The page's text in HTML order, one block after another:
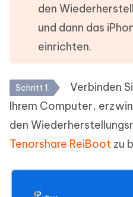
den
und dann das
einrichten.
Schritt 1.
Verbinden
Ihrem Computer,
den
Tenorshare ReiBoot zu